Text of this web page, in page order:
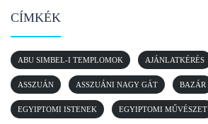
CÍMKÉK
ABU SIMBEL-I TEMPLOMOK AJÁNLATKÉRÉS
ASSZUÁN ASSZUÁNI NAGY GÁT BAZÁR
EGYIPTOMI ISTENEK EGYIPTOMI MŰVÉSZET